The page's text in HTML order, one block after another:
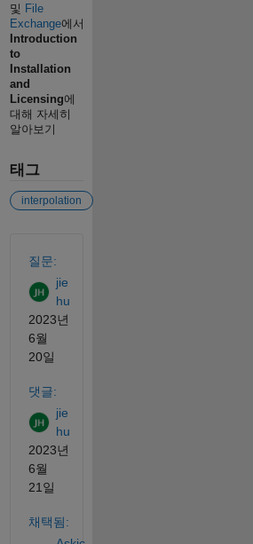
및 File
Exchange에서
Introduction
to
Installation
and
Licensing에
대해 자세히
알아보기
태그
interpolation
질문:
jie
hu
2023년
6월
20일
댓글:
jie
hu
2023년
6월
21일
채택됨: